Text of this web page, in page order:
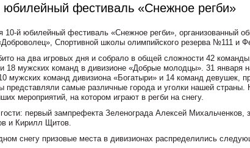
фестиваль «Снежное регби»
й юбилейный фестиваль «Снежное регби», организованный
Спортивной школы олимпийского резерва №111 и
на два игровых дня и собрало в общей сложности 42
18 мужских команд в дивизионе «Добрые молодцы». 31 января
мужских команд дивизиона «Богатыри» и 14 команд девушек,
самые различные города и уголки нашей страны.
мероприятий, на котором играют в регби на снегу.
первый зампрефекта Зеленограда Алексей Михальченков,
и Кирилл Щитов.
снегу призовые места в дивизионах распределились